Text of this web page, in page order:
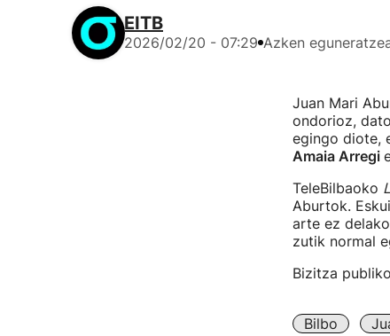
EITB
2026/02/20 - 07:29 Azken
Juan Mari
ondorioz,
egingo diote,
Amaia Arregi
TeleBilbaoko
Aburtok.
arte ez
zutik normal
Bizitza
Bilbo